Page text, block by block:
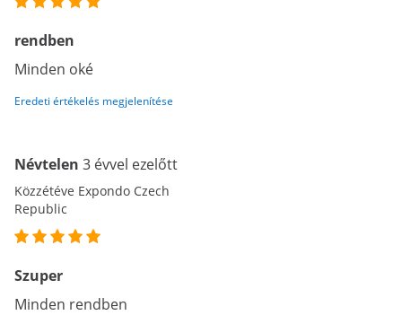
rendben
Minden oké
Eredeti értékelés megjelenítése
Névtelen 3 évvel ezelőtt
Közzétéve Expondo Czech
Republic
Szuper
Minden rendben